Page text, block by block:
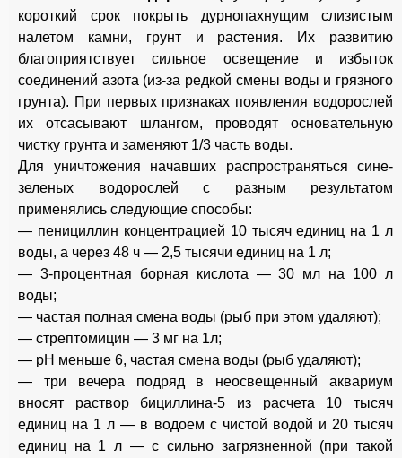
короткий срок покрыть дурнопахнущим слизистым
налетом камни, грунт и растения. Их развитию
благоприятствует сильное освещение и избыток
соединений азота (из-за редкой смены воды и грязного
грунта). При первых признаках появления водорослей
их отсасывают шлангом, проводят основательную
чистку грунта и заменяют 1/3 часть воды.
Для уничтожения начавших распространяться сине-
зеленых водорослей с разным результатом
применялись следующие способы:
— пенициллин концентрацией 10 тысяч единиц на 1 л
воды, а через 48 ч — 2,5 тысячи единиц на 1 л;
— 3-процентная борная кислота — 30 мл на 100 л
воды;
— частая полная смена воды (рыб при этом удаляют);
— стрептомицин — 3 мг на 1л;
— рН меньше 6, частая смена воды (рыб удаляют);
— три вечера подряд в неосвещенный аквариум
вносят раствор бициллина-5 из расчета 10 тысяч
единиц на 1 л — в водоем с чистой водой и 20 тысяч
единиц на 1 л — с сильно загрязненной (при такой